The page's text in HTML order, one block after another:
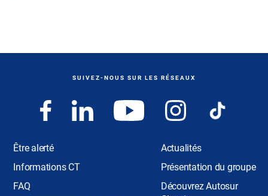
SUIVEZ-NOUS SUR LES RÉSEAUX
Être alerté
Informations CT
FAQ
Actualités
Présentation du groupe
Découvrez Autosur